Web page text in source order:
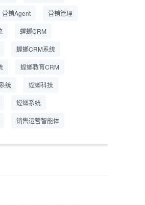
营销Agent 营销管理
螳螂CRM
螳螂CRM系统
螳螂教育CRM
统 螳螂科技
螳螂系统
销售运营智能体